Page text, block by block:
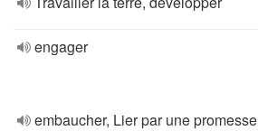
engager
embaucher, Lier par une promesse